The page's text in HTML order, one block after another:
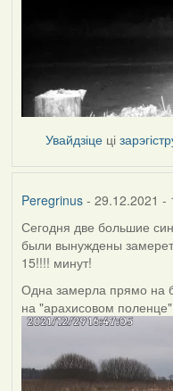
Увайдзіце ці
Peregrinus- 29.12.2021 -
Сегодня две большие
были вынуждены
15!!!! минут!
Одна замерла прямо на
на "арахисовом